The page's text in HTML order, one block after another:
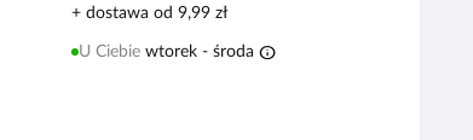
+ dostawa od 9,99 zł
U Ciebie wtorek - środa info